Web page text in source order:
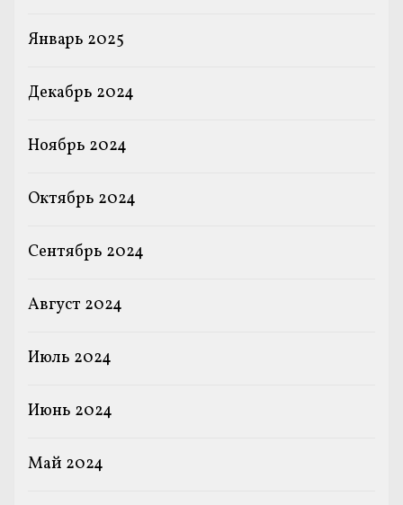
Январь 2025
Декабрь 2024
Ноябрь 2024
Октябрь 2024
Сентябрь 2024
Август 2024
Июль 2024
Июнь 2024
Май 2024